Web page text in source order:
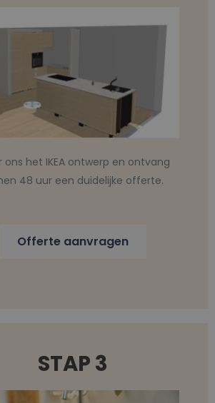
ons het IKEA ontwerp en ontvang
48 uur een duidelijke offerte.
Offerte aanvragen
STAP 3